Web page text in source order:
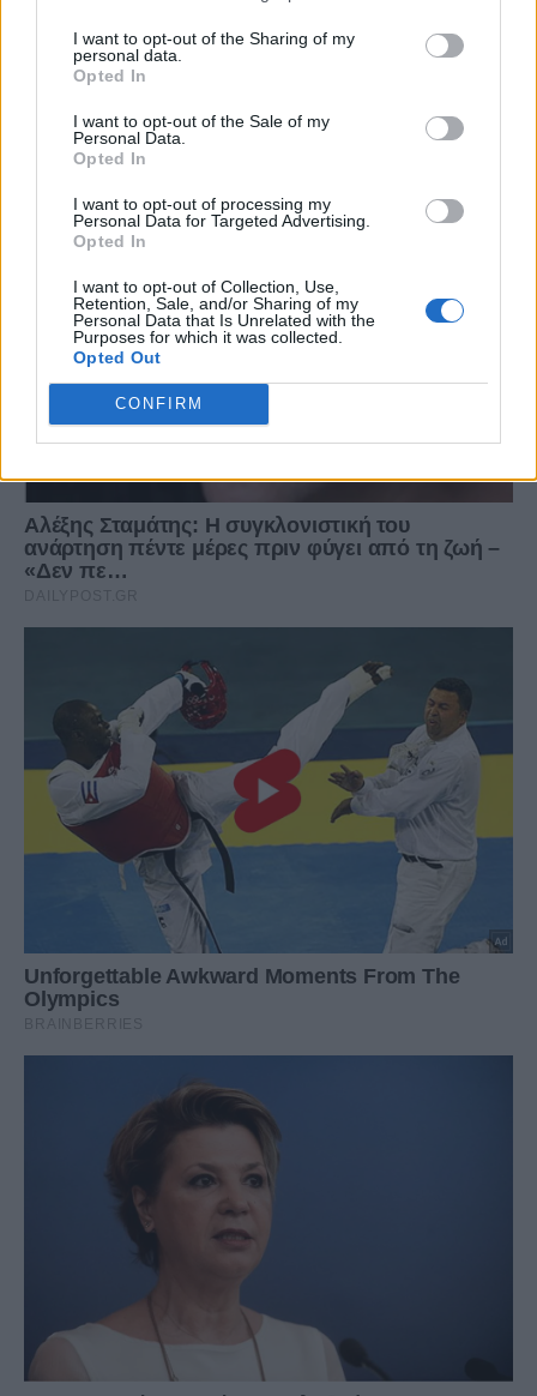
I want to opt-out of the Sharing of my
personal data.
Opted In
I want to opt-out of the Sale of my
Personal Data.
Opted In
I want to opt-out of processing my
Personal Data for Targeted Advertising.
Opted In
I want to opt-out of Collection, Use,
Retention, Sale, and/or Sharing of my
Personal Data that Is Unrelated with the
Purposes for which it was collected.
Opted Out
CONFIRM